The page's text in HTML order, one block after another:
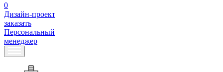
0
Дизайн-проект
заказать
Персональный
менеджер